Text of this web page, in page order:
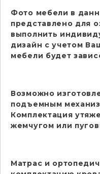
Фото мебели в
представлено для
выполнить
дизайн с учетом
мебели будет
Возможно
подъемным
Комплектация
жемчугом или
Матрас и